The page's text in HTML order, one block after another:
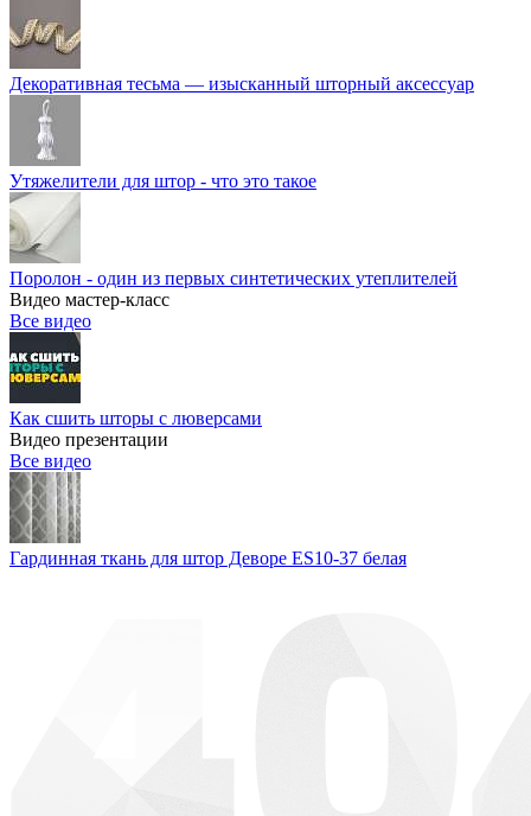
Декоративная тесьма — изысканный шторный аксессуар
Утяжелители для штор - что это такое
Поролон - один из первых синтетических утеплителей
Видео мастер-класс
Все видео
Как сшить шторы с люверсами
Видео презентации
Все видео
Гардинная ткань для штор Деворе ES10-37 белая